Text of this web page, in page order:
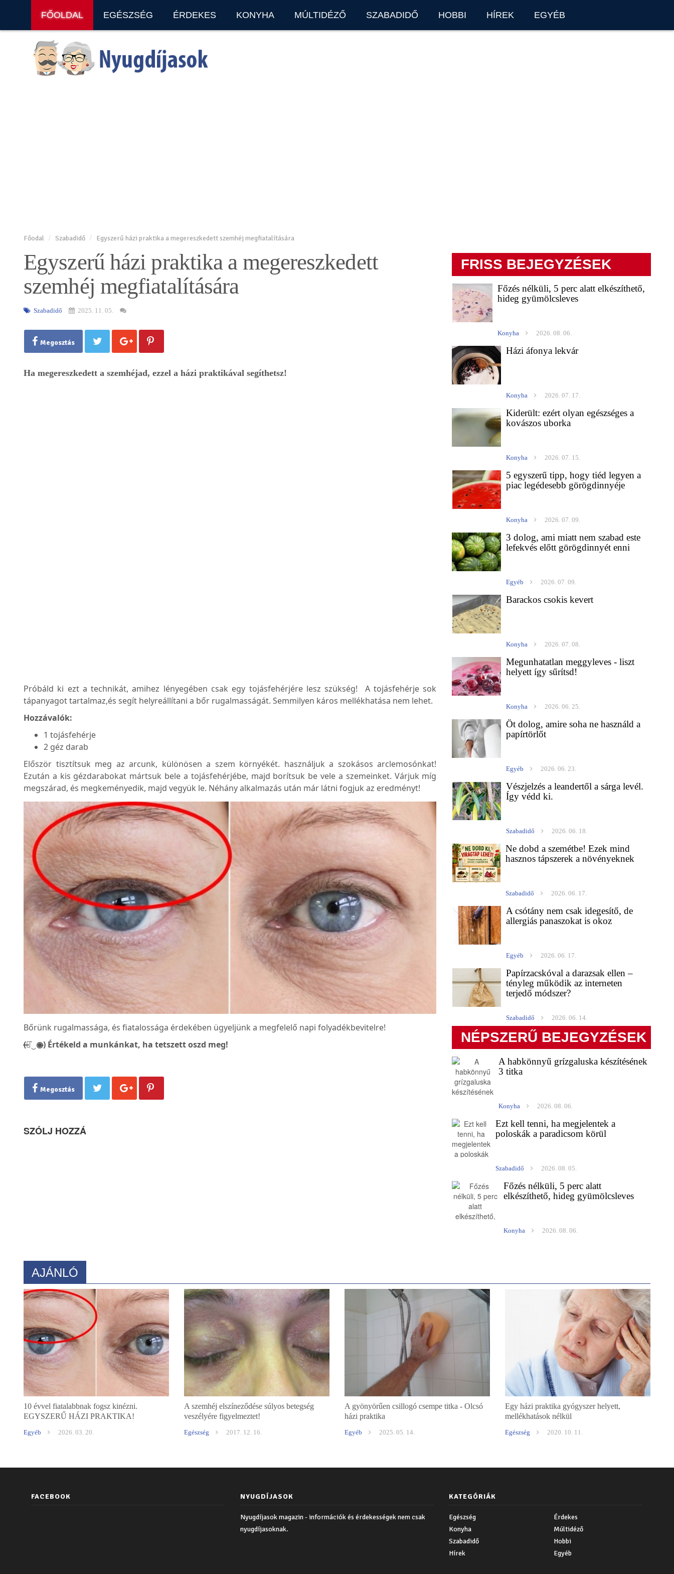
FŐOLDAL EGÉSZSÉG ÉRDEKES KONYHA MÚLTIDÉZŐ SZABADIDŐ HOBBI HÍREK EGYÉB
Főodal Szabadidő Egyszerű házi praktika a megereszkedett szemhéj megfiatalítására
Egyszerű házi praktika a megereszkedett
szemhéj megfiatalítására
Szabadidő 2025. 11. 05.
Megosztás
Ha megereszkedett a szemhéjad, ezzel a házi praktikával segíthetsz!
Próbáld ki ezt a technikát, amihez lényegében csak egy tojásfehérjére lesz szükség! A tojásfehérje sok
tápanyagot tartalmaz,és segít helyreállítani a bőr rugalmasságát. Semmilyen káros mellékhatása nem lehet.
Hozzávalók:
1 tojásfehérje
2 géz darab
Először tisztítsuk meg az arcunk, különösen a szem környékét. használjuk a szokásos arclemosónkat!
Ezután a kis gézdarabokat mártsuk bele a tojásfehérjébe, majd borítsuk be vele a szemeinket. Várjuk míg
megszárad, és megkeményedik, majd vegyük le. Néhány alkalmazás után már látni fogjuk az eredményt!
Bőrünk rugalmassága, és fiatalossága érdekében ügyeljünk a megfelelő napi folyadékbevitelre!
(̶◉͛‿◉̶) Értékeld a munkánkat, ha tetszett oszd meg!
Megosztás
SZÓLJ HOZZÁ
FRISS BEJEGYZÉSEK
Főzés nélküli, 5 perc alatt elkészíthető,
hideg gyümölcsleves
Konyha 2026. 08. 06.
Házi áfonya lekvár
Konyha 2026. 07. 17.
Kiderült: ezért olyan egészséges a
kovászos uborka
Konyha 2026. 07. 15.
5 egyszerű tipp, hogy tiéd legyen a
piac legédesebb görögdinnyéje
Konyha 2026. 07. 09.
3 dolog, ami miatt nem szabad este
lefekvés előtt görögdinnyét enni
Egyéb 2026. 07. 09.
Barackos csokis kevert
Konyha 2026. 07. 08.
Megunhatatlan meggyleves - liszt
helyett így sűrítsd!
Konyha 2026. 06. 25.
Öt dolog, amire soha ne használd a
papírtörlőt
Egyéb 2026. 06. 23.
Vészjelzés a leandertől a sárga levél.
Így védd ki.
Szabadidő 2026. 06. 18.
Ne dobd a szemétbe! Ezek mind
hasznos tápszerek a növényeknek
Szabadidő 2026. 06. 17.
A csótány nem csak idegesítő, de
allergiás panaszokat is okoz
Egyéb 2026. 06. 17.
Papírzacskóval a darazsak ellen –
tényleg működik az interneten
terjedő módszer?
Szabadidő 2026. 06. 14.
NÉPSZERŰ BEJEGYZÉSEK
A habkönnyű grízgaluska készítésének
3 titka
Konyha 2026. 08. 06.
Ezt kell tenni, ha megjelentek a
poloskák a paradicsom körül
Szabadidő 2026. 08. 05.
Főzés nélküli, 5 perc alatt
elkészíthető, hideg gyümölcsleves
Konyha 2026. 08. 06.
AJÁNLÓ
10 évvel fiatalabbnak fogsz kinézni.
EGYSZERŰ HÁZI PRAKTIKA!
Egyéb 2026. 03. 20.
A szemhéj elszíneződése súlyos betegség
veszélyére figyelmeztet!
Egészség 2017. 12. 16.
A gyönyörűen csillogó csempe titka - Olcsó
házi praktika
Egyéb 2025. 05. 14.
Egy házi praktika gyógyszer helyett,
mellékhatások nélkül
Egészség 2020. 10. 11.
FACEBOOK NYUGDÍJASOK
Nyugdíjasok magazin - információk és érdekességek nem csak
nyugdíjasoknak.
KATEGÓRIÁK
Egészség
Érdekes
Konyha
Múltidéző
Szabadidő
Hobbi
Hírek
Egyéb